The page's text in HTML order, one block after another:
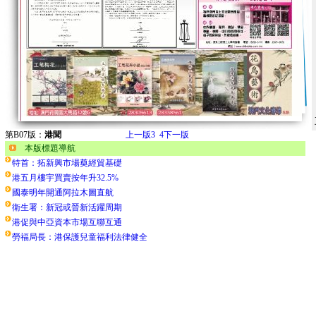
第B07版： 港聞 上一版3 4下一版
本版標題導航
特首：拓新興市場奠經貿基礎
港五月樓宇買賣按年升32.5%
國泰明年開通阿拉木圖直航
衛生署：新冠或晉新活躍周期
港促與中亞資本市場互聯互通
勞福局長：港保護兒童福利法律健全